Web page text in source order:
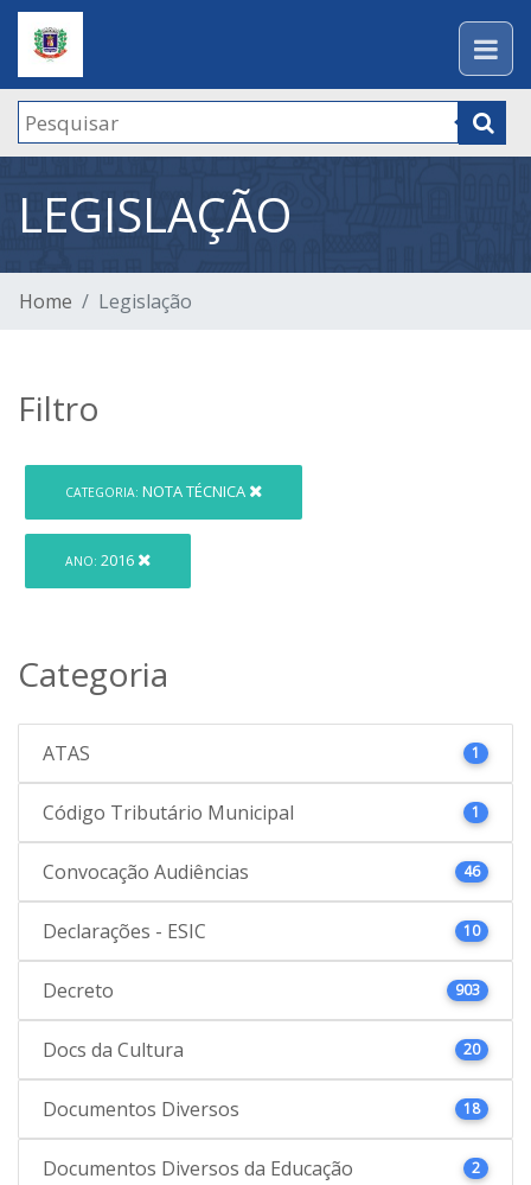
LEGISLAÇÃO
Home Legislação
Filtro
CATEGORIA: NOTA TÉCNICA
ANO: 2016
Categoria
ATAS 1
Código Tributário Municipal 1
Convocação Audiências 46
Declarações - ESIC 10
Decreto 903
Docs da Cultura 20
Documentos Diversos 18
Documentos Diversos da Educação 2